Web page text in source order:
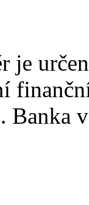
je
Banka